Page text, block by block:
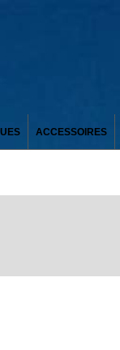
ACCESSOIRES